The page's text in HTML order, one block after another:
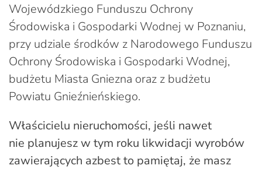
Wojewódzkiego Funduszu Ochrony
Środowiska i Gospodarki Wodnej w Poznaniu,
przy udziale środków z Narodowego Funduszu
Ochrony Środowiska i Gospodarki Wodnej,
budżetu Miasta Gniezna oraz z budżetu
Powiatu Gnieźnieńskiego.
Właścicielu nieruchomości, jeśli nawet
nie planujesz w tym roku likwidacji wyrobów
zawierających azbest to pamiętaj, że masz